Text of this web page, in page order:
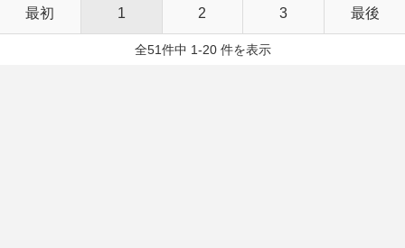
最初 1 2 3 最後
全51件中 1-20 件を表示